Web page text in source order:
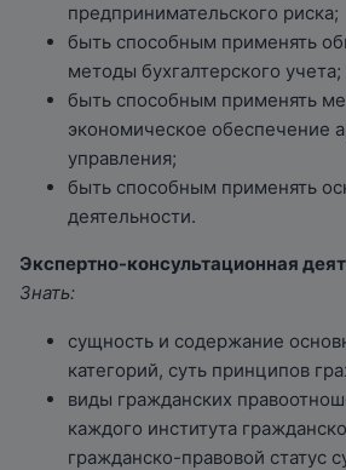
предпринимательского риска;
быть способным применять
методы бухгалтерского учета;
быть способным применять
экономическое обеспечение
управления;
быть способным применять
деятельности.
Экспертно-консультационная
Знать:
сущность и содержание
категорий, суть принципов
виды гражданских
каждого института
гражданско-правовой статус